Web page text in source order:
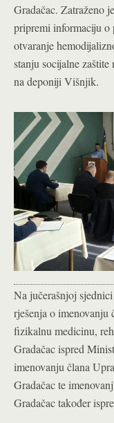
Gradačac. Zatraženo
pripremi informaciju o
otvaranje
stanju socijalne
na deponiji Višnjik.
Na jučerašnjoj
rješenja o imenovanju
fizikalnu medicinu,
Gradačac ispred
imenovanju člana
Gradačac te
Gradačac također